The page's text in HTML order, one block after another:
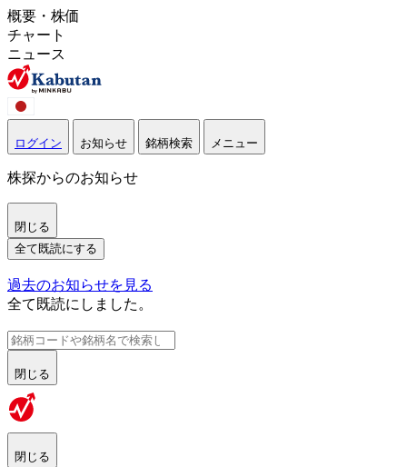
概要・株価
チャート
ニュース
ログイン お知らせ 銘柄検索 メニュー
株探からのお知らせ
閉じる
全て既読にする
過去のお知らせを見る
全て既読にしました。
閉じる
閉じる